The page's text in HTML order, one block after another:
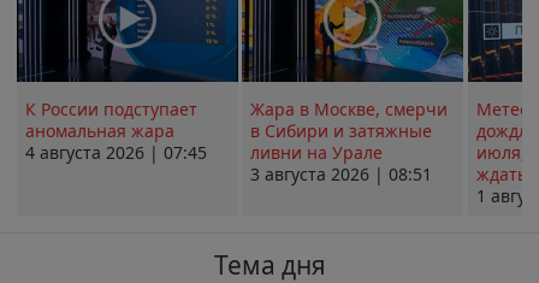
К России подступает
аномальная жара
4 августа 2026 | 07:45
Жара в Москве, смерчи
в Сибири и затяжные
ливни на Урале
3 августа 2026 | 08:51
июля;
ждать
1
Тема дня